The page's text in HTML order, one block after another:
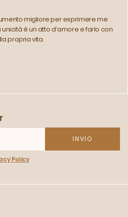
migliore per esprimere me
è un atto d’amore e farlo con
propria vita.
Policy